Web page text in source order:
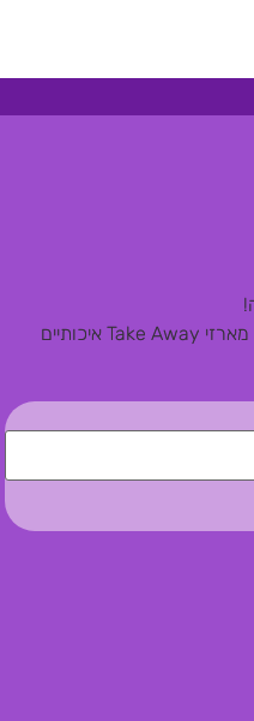
מארזי Take Away איכותיים